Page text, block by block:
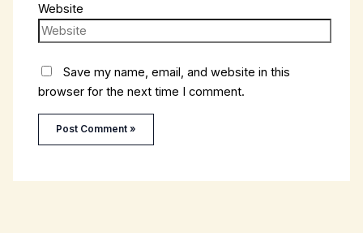
Website
Save my name, email, and website in this
browser for the next time I comment.